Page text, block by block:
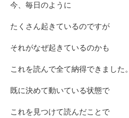
今、毎日のように
たくさん起きているのですが
それがなぜ起きているのかも
これを読んで全て納得できました。
既に決めて動いている状態で
これを見つけて読んだことで